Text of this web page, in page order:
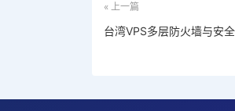
« 上一篇
台湾VPS多层防火墙与安